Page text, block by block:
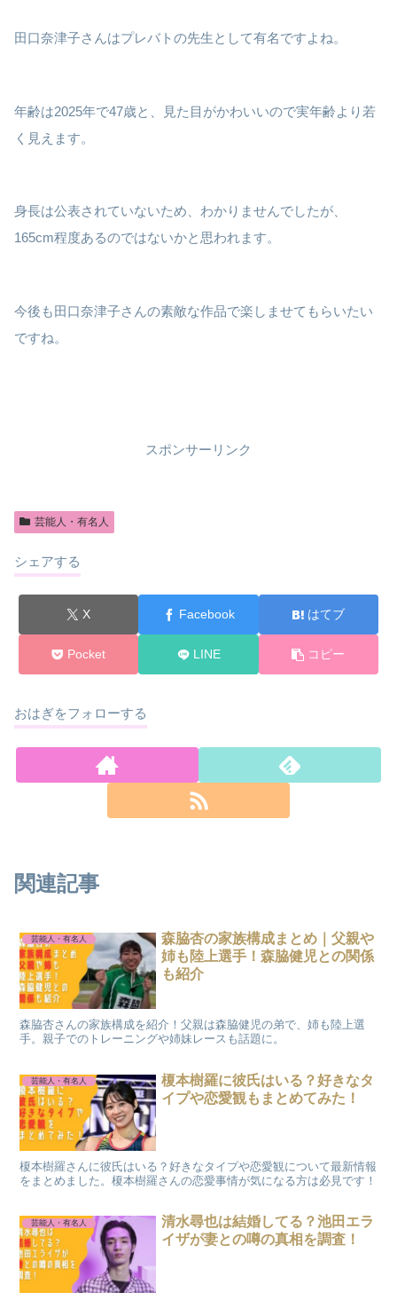
田口奈津子さんはプレバトの先生として有名ですよね。
年齢は2025年で47歳と、見た目がかわいいので実年齢より若
く見えます。
身長は公表されていないため、わかりませんでしたが、
165cm程度あるのではないかと思われます。
今後も田口奈津子さんの素敵な作品で楽しませてもらいたい
ですね。
スポンサーリンク
芸能人・有名人
シェアする
X Facebook はてブ
Pocket LINE コピー
おはぎをフォローする
関連記事
芸能人・有名人
森脇杏の家族構成まとめ｜父親や
姉も陸上選手！森脇健児との関係
も紹介
森脇杏さんの家族構成を紹介！父親は森脇健児の弟で、姉も陸上選
手。親子でのトレーニングや姉妹レースも話題に。
芸能人・有名人
榎本樹羅に彼氏はいる？好きなタ
イプや恋愛観もまとめてみた！
榎本樹羅さんに彼氏はいる？好きなタイプや恋愛観について最新情報
をまとめました。榎本樹羅さんの恋愛事情が気になる方は必見です！
芸能人・有名人
清水尋也は結婚してる？池田エラ
イザが妻との噂の真相を調査！